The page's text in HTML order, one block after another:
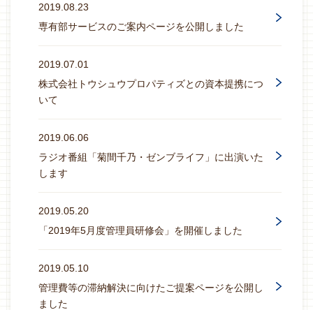
2019.08.23
専有部サービスのご案内ページを公開しました
2019.07.01
株式会社トウシュウプロパティズとの資本提携につ
いて
2019.06.06
ラジオ番組「菊間千乃・ゼンブライフ」に出演いた
します
2019.05.20
「2019年5月度管理員研修会」を開催しました
2019.05.10
管理費等の滞納解決に向けたご提案ページを公開し
ました